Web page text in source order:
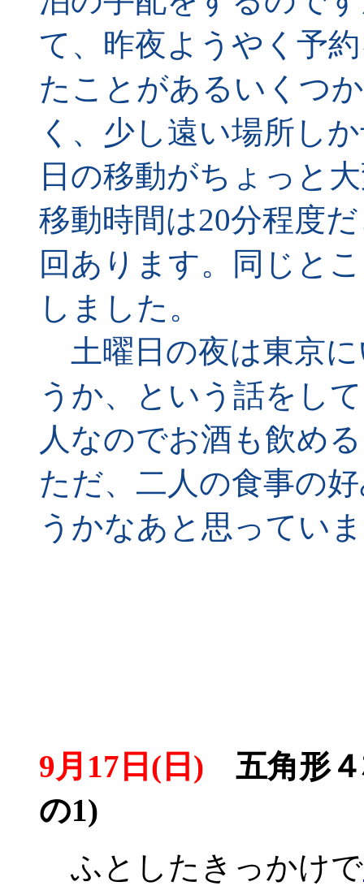
て、昨夜ようやく予
たことがあるいくつ
く、少し遠い場所し
日の移動がちょっと
移動時間は20分程度
回あります。同じと
しました。
土曜日の夜は東京
うか、という話をし
人なのでお酒も飲め
ただ、二人の食事の
うかなあと思ってい
9月17日(日) 五角形４
の1)
ふとしたきっかけで